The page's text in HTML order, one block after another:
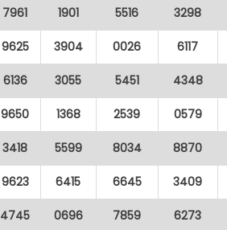
7961 1901 5516 3298
9625 3904 0026 6117
6136 3055 5451 4348
9650 1368 2539 0579
3418 5599 8034 8870
9623 6415 6645 3409
4745 0696 7859 6273